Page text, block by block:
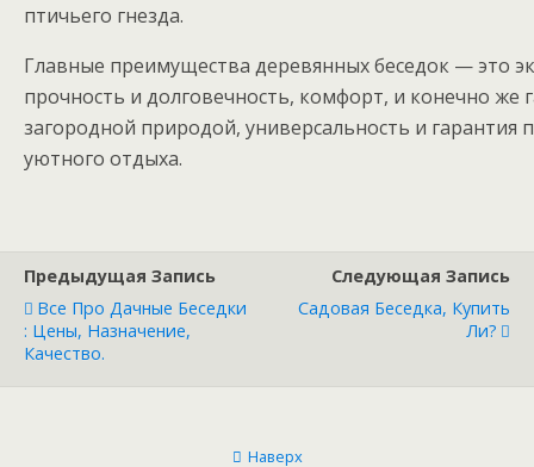
птичьего гнезда.
Главные преимущества деревянных беседок — это
прочность и долговечность, комфорт, и конечно же
загородной природой, универсальность и гарантия
уютного отдыха.
Предыдущая Запись
Все Про Дачные Беседки
: Цены, Назначение,
Качество.
Следующая Запись
Садовая Беседка, Купить
Ли?
Наверх